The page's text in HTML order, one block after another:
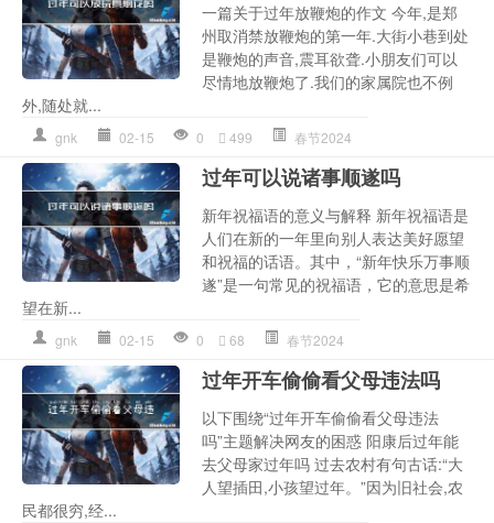
一篇关于过年放鞭炮的作文 今年,是郑
州取消禁放鞭炮的第一年.大街小巷到处
是鞭炮的声音,震耳欲聋.小朋友们可以
尽情地放鞭炮了.我们的家属院也不例
外,随处就...
gnk 02-15 0 499 春节2024
过年可以说诸事顺遂吗
新年祝福语的意义与解释 新年祝福语是
人们在新的一年里向别人表达美好愿望
和祝福的话语。其中，“新年快乐万事顺
遂”是一句常见的祝福语，它的意思是希
望在新...
gnk 02-15 0 68 春节2024
过年开车偷偷看父母违法吗
以下围绕“过年开车偷偷看父母违法
吗”主题解决网友的困惑 阳康后过年能
去父母家过年吗 过去农村有句古话:“大
人望插田,小孩望过年。”因为旧社会,农
民都很穷,经...